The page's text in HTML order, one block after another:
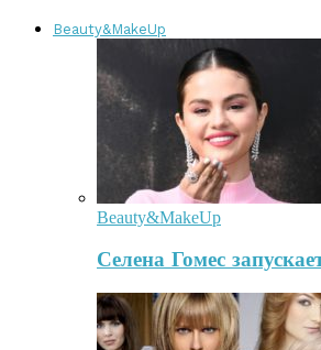
Beauty&MakeUp
Beauty&MakeUp
Селена Гомес